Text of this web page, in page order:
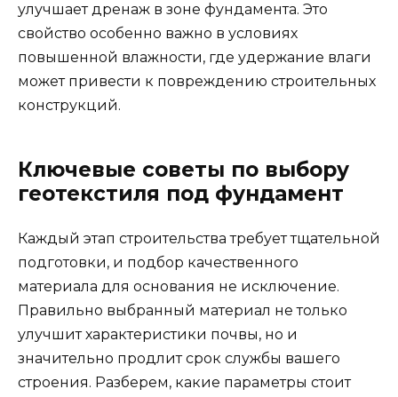
улучшает дренаж в зоне фундамента. Это
свойство особенно важно в условиях
повышенной влажности, где удержание влаги
может привести к повреждению строительных
конструкций.
Ключевые советы по выбору
геотекстиля под фундамент
Каждый этап строительства требует тщательной
подготовки, и подбор качественного
материала для основания не исключение.
Правильно выбранный материал не только
улучшит характеристики почвы, но и
значительно продлит срок службы вашего
строения. Разберем, какие параметры стоит